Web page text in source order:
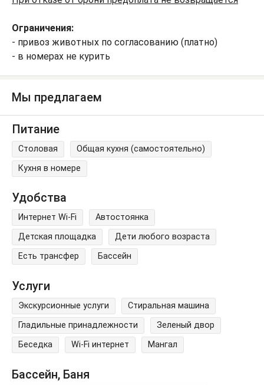
Ограничения:
- привоз животных по согласованию (платно)
- в номерах не курить
Мы предлагаем
Питание
Столовая
Общая кухня (самостоятельно)
Кухня в номере
Удобства
Интернет Wi-Fi
Автостоянка
Детская площадка
Дети любого возраста
Есть трансфер
Бассейн
Услуги
Экскурсионные услуги
Стиральная машина
Гладильные принадлежности
Зеленый двор
Беседка
Wi-Fi интернет Мангал
Бассейн, Баня